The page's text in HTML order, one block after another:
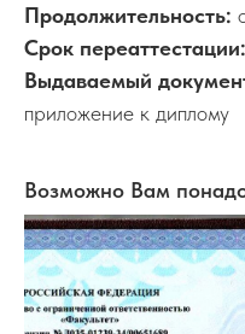
Продолжительность:
Срок переаттестации:
Выдаваемый
приложение к диплому
Возможно Вам